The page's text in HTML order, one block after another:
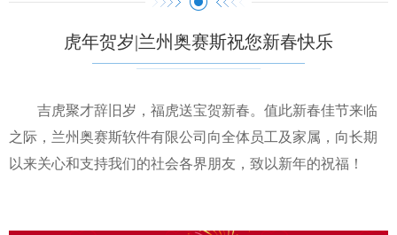
产品下载
文档下载
技术支持
虎年贺岁|兰州奥赛斯祝您新春快乐
吉虎聚才辞旧岁，福虎送宝贺新春。值此新春佳节来临
之际，兰州奥赛斯软件有限公司向全体员工及家属，向长期
以来关心和支持我们的社会各界朋友，致以新年的祝福！